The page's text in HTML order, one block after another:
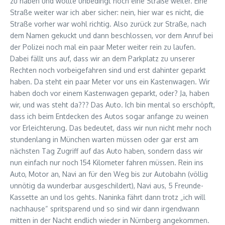
Straße weiter war ich aber sicher: nein, hier war es nicht, die
Straße vorher war wohl richtig. Also zurück zur Straße, nach
dem Namen gekuckt und dann beschlossen, vor dem Anruf bei
der Polizei noch mal ein paar Meter weiter rein zu laufen.
Dabei fällt uns auf, dass wir an dem Parkplatz zu unserer
Rechten noch vorbeigefahren sind und erst dahinter geparkt
haben. Da steht ein paar Meter vor uns ein Kastenwagen. Wir
haben doch vor einem Kastenwagen geparkt, oder? Ja, haben
wir, und was steht da??? Das Auto. Ich bin mental so erschöpft,
dass ich beim Entdecken des Autos sogar anfange zu weinen
vor Erleichterung. Das bedeutet, dass wir nun nicht mehr noch
stundenlang in München warten müssen oder gar erst am
nächsten Tag Zugriff auf das Auto haben, sondern dass wir
nun einfach nur noch 154 Kilometer fahren müssen. Rein ins
Auto, Motor an, Navi an für den Weg bis zur Autobahn (völlig
unnötig da wunderbar ausgeschildert), Navi aus, 5 Freunde-
Kassette an und los gehts. Naninka fährt dann trotz „ich will
nachhause“ spritsparend und so sind wir dann irgendwann
mitten in der Nacht endlich wieder in Nürnberg angekommen.